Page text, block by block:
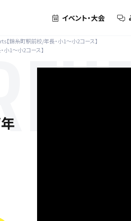
イベント・大会
【錦糸町駅前校/年長・小1～小2コース】
1～小2コース】